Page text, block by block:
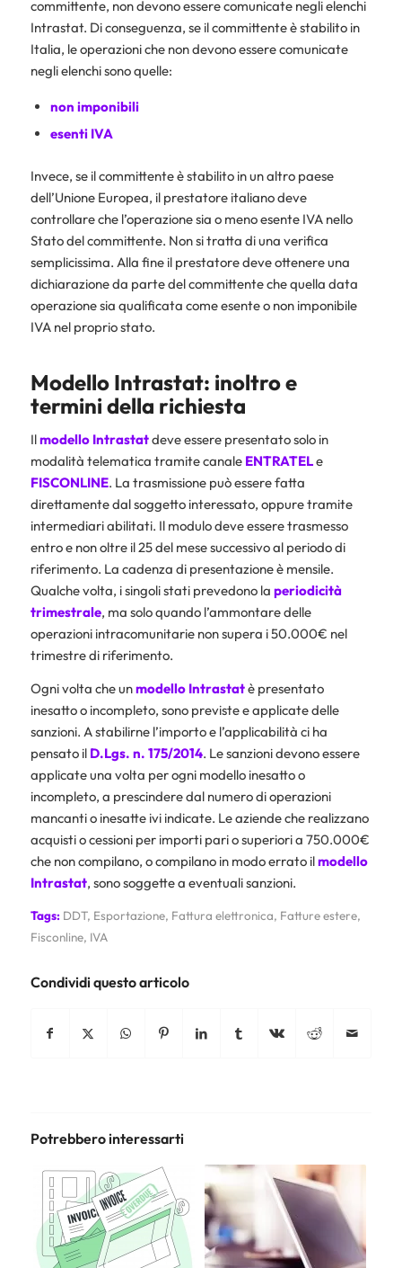
committente, non devono essere comunicate negli elenchi
Intrastat. Di conseguenza, se il committente è stabilito in
Italia, le operazioni che non devono essere comunicate
negli elenchi sono quelle:
non imponibili
esenti IVA
Invece, se il committente è stabilito in un altro paese
dell’Unione Europea, il prestatore italiano deve
controllare che l’operazione sia o meno esente IVA nello
Stato del committente. Non si tratta di una verifica
semplicissima. Alla fine il prestatore deve ottenere una
dichiarazione da parte del committente che quella data
operazione sia qualificata come esente o non imponibile
IVA nel proprio stato.
Modello Intrastat: inoltro e
termini della richiesta
Ilmodello Intrastatdeve essere presentato solo in
modalità telematica tramite canale ENTRATELe
FISCONLINE. La trasmissione può essere fatta
direttamente dal soggetto interessato, oppure tramite
intermediari abilitati. Il modulo deve essere trasmesso
entro e non oltre il 25 del mese successivo al periodo di
riferimento. La cadenza di presentazione è mensile.
Qualche volta, i singoli stati prevedono la periodicità
trimestrale, ma solo quando l’ammontare delle
operazioni intracomunitarie non supera i 50.000€ nel
trimestre di riferimento.
Ogni volta che unmodello Intrastatè presentato
inesatto o incompleto, sono previste e applicate delle
sanzioni. A stabilirne l’importo e l’applicabilità ci ha
pensato il D.Lgs. n. 175/2014. Le sanzioni devono essere
applicate una volta per ogni modello inesatto o
incompleto, a prescindere dal numero di operazioni
mancanti o inesatte ivi indicate. Le aziende che realizzano
acquisti o cessioni per importi pari o superiori a 750.000€
che non compilano, o compilano in modo errato ilmodello
Intrastat, sono soggette a eventuali sanzioni.
Tags: DDT, Esportazione, Fattura elettronica, Fatture estere,
Fisconline, IVA
Condividi questo articolo
Potrebbero interessarti